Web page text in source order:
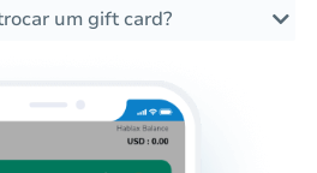
um gift card?